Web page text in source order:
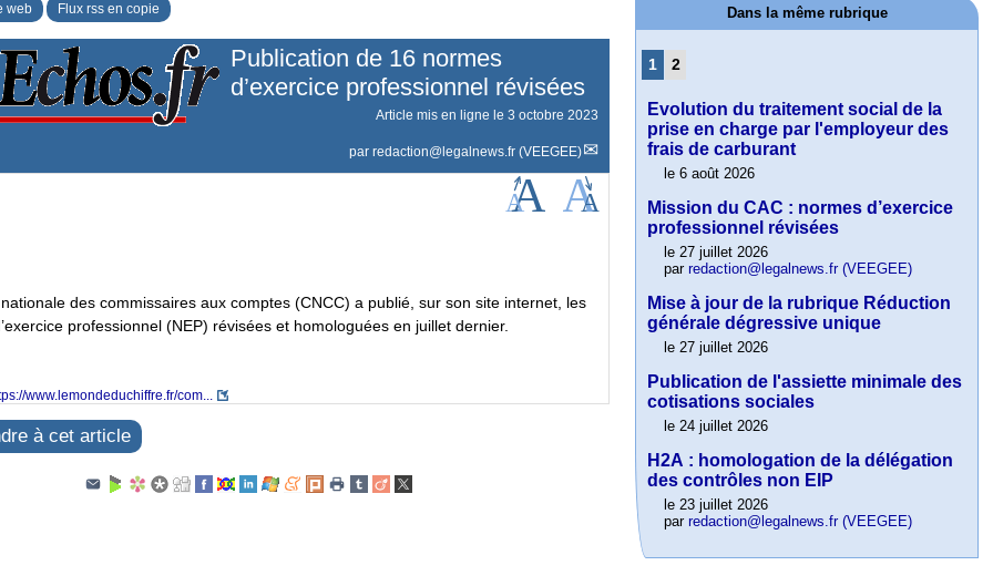
web Flux rss en copie
Publication de 16 normes
d’exercice professionnel révisées
Article mis en ligne le 3 octobre 2023
par redaction@legalnews.fr (VEEGEE)
des commissaires aux comptes (CNCC) a publié, sur son site internet, les
professionnel (NEP) révisées et homologuées en juillet dernier.
www.lemondeduchiffre.fr/com...
à cet article
Dans la même rubrique
1 2
Evolution du traitement social de la
prise en charge par l'employeur des
frais de carburant
le 6 août 2026
Mission du CAC : normes d’exercice
professionnel révisées
le 27 juillet 2026
parredaction@legalnews.fr (VEEGEE)
Mise à jour de la rubrique Réduction
générale dégressive unique
le 27 juillet 2026
Publication de l'assiette minimale des
cotisations sociales
le 24 juillet 2026
H2A : homologation de la délégation
des contrôles non EIP
le 23 juillet 2026
parredaction@legalnews.fr (VEEGEE)